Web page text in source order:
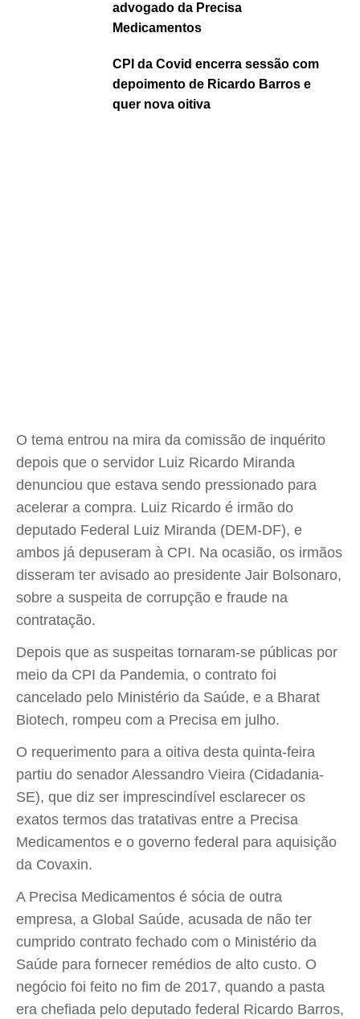
advogado da Precisa
Medicamentos
CPI da Covid encerra sessão com
depoimento de Ricardo Barros e
quer nova oitiva
O tema entrou na mira da comissão de inquérito
depois que o servidor Luiz Ricardo Miranda
denunciou que estava sendo pressionado para
acelerar a compra. Luiz Ricardo é irmão do
deputado Federal Luiz Miranda (DEM-DF), e
ambos já depuseram à CPI. Na ocasião, os irmãos
disseram ter avisado ao presidente Jair Bolsonaro,
sobre a suspeita de corrupção e fraude na
contratação.
Depois que as suspeitas tornaram-se públicas por
meio da CPI da Pandemia, o contrato foi
cancelado pelo Ministério da Saúde, e a Bharat
Biotech, rompeu com a Precisa em julho.
O requerimento para a oitiva desta quinta-feira
partiu do senador Alessandro Vieira (Cidadania-
SE), que diz ser imprescindível esclarecer os
exatos termos das tratativas entre a Precisa
Medicamentos e o governo federal para aquisição
da Covaxin.
A Precisa Medicamentos é sócia de outra
empresa, a Global Saúde, acusada de não ter
cumprido contrato fechado com o Ministério da
Saúde para fornecer remédios de alto custo. O
negócio foi feito no fim de 2017, quando a pasta
era chefiada pelo deputado federal Ricardo Barros,